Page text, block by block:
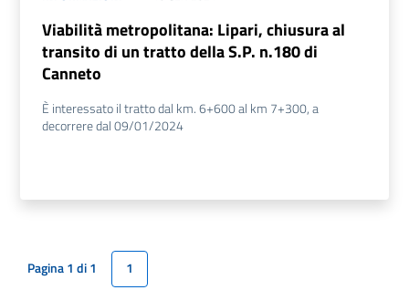
Viabilità metropolitana: Lipari, chiusura al
transito di un tratto della S.P. n.180 di
Canneto
È interessato il tratto dal km. 6+600 al km 7+300, a
decorrere dal 09/01/2024
Pagina 1 di 1 1